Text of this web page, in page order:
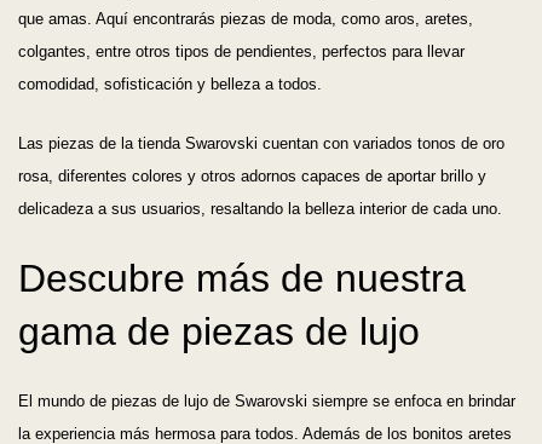
que amas. Aquí encontrarás piezas de moda, como aros, aretes,
colgantes, entre otros tipos de pendientes, perfectos para llevar
comodidad, sofisticación y belleza a todos.
Las piezas de la tienda Swarovski cuentan con variados tonos de oro
rosa, diferentes colores y otros adornos capaces de aportar brillo y
delicadeza a sus usuarios, resaltando la belleza interior de cada uno.
Descubre más de nuestra
gama de piezas de lujo
El mundo de piezas de lujo de Swarovski siempre se enfoca en brindar
la experiencia más hermosa para todos. Además de los bonitos aretes